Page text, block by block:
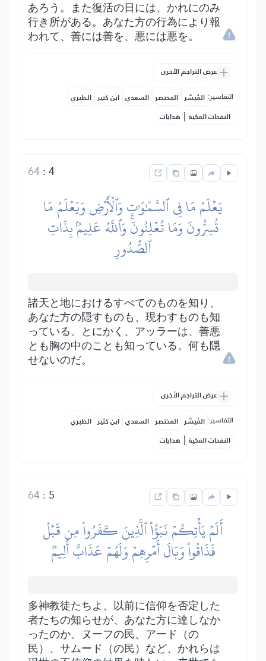
あろう。また復活の日には、かれにのみ
行き所がある。あなた方の行為により報
われて、善には善を、悪には悪を。
عرض التراجم الأخرى
التفاسير: المُيسَّر المختصر السعدي ابن كثير الطبري
النفحات المكية | هدايات
4
:
64
يَعۡلَمُ مَا فِي ٱلسَّمَٰوَٰتِ وَٱلۡأَرۡضِ وَيَعۡلَمُ مَا
تُسِرُّونَ وَمَا تُعۡلِنُونَۚ وَٱللَّهُ عَلِيمُۢ بِذَاتِ
ٱلصُّدُورِ
諸天と地におけるすべてのものを知り、
あなた方の隠すものも、現わすものも知
っている。とにかく、アッラーは、善悪
とも胸の中のことも知っている。何も隠
せないのだ。
عرض التراجم الأخرى
التفاسير: المُيسَّر المختصر السعدي ابن كثير الطبري
النفحات المكية | هدايات
5
:
64
أَلَمۡ يَأۡتِكُمۡ نَبَؤُاْ ٱلَّذِينَ كَفَرُواْ مِن قَبۡلُ
فَذَاقُواْ وَبَالَ أَمۡرِهِمۡ وَلَهُمۡ عَذَابٌ أَلِيمٞ
多神教徒たちよ、以前に信仰を否定した
者たちの知らせが、あなた方に達しなか
ったのか。ヌーフの民、アード（の
民）、サムード（の民）など、かれらは